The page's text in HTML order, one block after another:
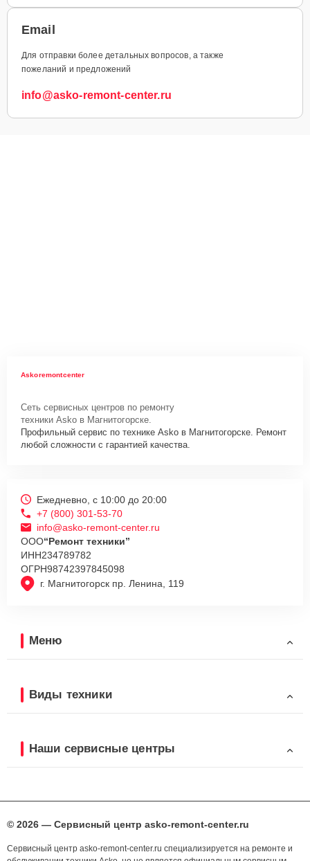
Email
Для отправки более детальных вопросов, а также
пожеланий и предложений
info@asko-remont-center.ru
Askoremontcenter
Сеть сервисных центров по ремонту
техники Asko в Магнитогорске.
Профильный сервис по технике Asko в Магнитогорске. Ремонт
любой сложности с гарантией качества.
г. Магнитогорск пр. Ленина, 119
Ежедневно, с 10:00 до 20:00
+7 (800) 301-53-70
info@asko-remont-center.ru
ООО“Ремонт техники”
ИНН234789782
ОГРН98742397845098
Меню
Виды техники
Наши сервисные центры
© 2026 — Сервисный центр asko-remont-center.ru
Сервисный центр asko-remont-center.ru специализируется на ремонте и